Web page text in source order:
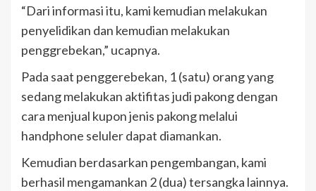
“Dari informasi itu, kami kemudian melakukan
penyelidikan dan kemudian melakukan
penggrebekan,” ucapnya.
Pada saat penggerebekan, 1 (satu) orang yang
sedang melakukan aktifitas judi pakong dengan
cara menjual kupon jenis pakong melalui
handphone seluler dapat diamankan.
Kemudian berdasarkan pengembangan, kami
berhasil mengamankan 2 (dua) tersangka lainnya.